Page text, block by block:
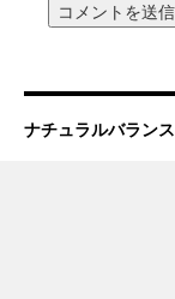
ナチュラルバランス